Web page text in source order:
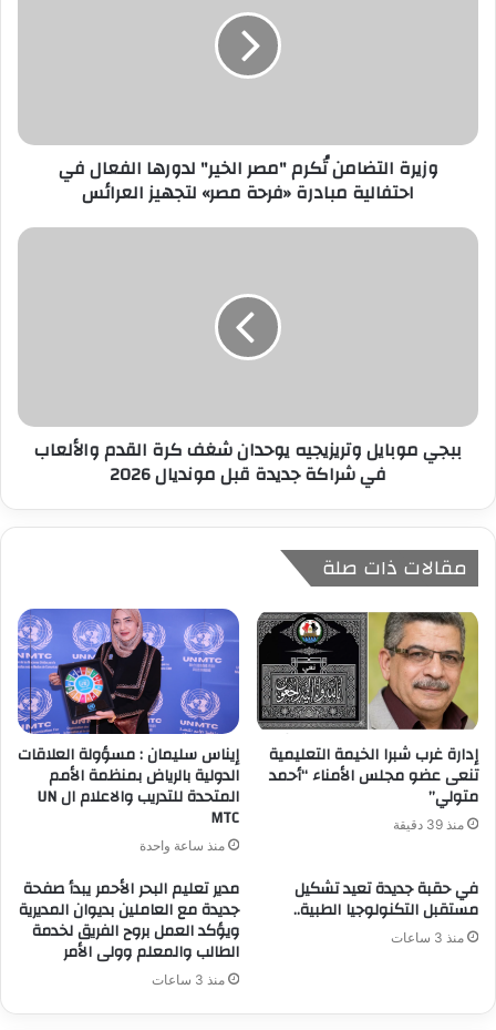
ر
وزيرة التضامن تُكرم "مصر الخير" لدورها الفعال في
احتفالية مبادرة «فرحة مصر» لتجهيز العرائس
ببجي موبايل وتريزيجيه يوحدان شغف كرة القدم والألعاب
في شراكة جديدة قبل مونديال 2026
مقالات ذات صلة
إدارة غرب شبرا الخيمة التعليمية
تنعى عضو مجلس الأمناء “أحمد
متولي”
منذ 39 دقيقة
إيناس سليمان : مسؤولة العلاقات
الدولية بالرياض بمنظمة الأمم
المتحدة للتدريب والاعلام ال UN
MTC
منذ ساعة واحدة
في حقبة جديدة تعيد تشكيل
مستقبل التكنولوجيا الطبية..
منذ 3 ساعات
مدير تعليم البحر الأحمر يبدأ صفحة
جديدة مع العاملين بديوان المديرية
ويؤكد العمل بروح الفريق لخدمة
الطالب والمعلم وولى الأمر
منذ 3 ساعات